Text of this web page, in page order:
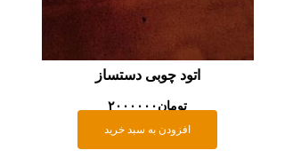
اتود چوبی دستساز
تومان۲۰۰۰۰۰۰
افزودن به سبد خرید